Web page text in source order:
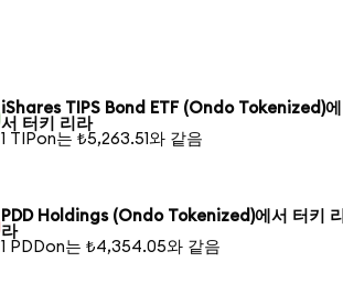
iShares TIPS Bond ETF (Ondo Tokenized)에
서 터키 리라
1 TIPon는 ₺5,263.51와 같음
PDD Holdings (Ondo Tokenized)에서 터키 리
라
1 PDDon는 ₺4,354.05와 같음